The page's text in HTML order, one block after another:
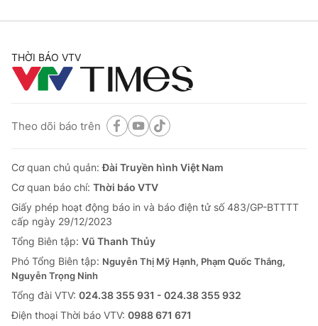
THỜI BÁO VTV
Theo dõi báo trên
Cơ quan chủ quản:Đài Truyền hình Việt Nam
Cơ quan báo chí: Thời báo VTV
Giấy phép hoạt động báo in và báo điện tử số 483/GP-BTTTT
cấp ngày 29/12/2023
Tổng Biên tập: Vũ Thanh Thủy
Phó Tổng Biên tập: Nguyễn Thị Mỹ Hạnh, Phạm Quốc Thắng,
Nguyễn Trọng Ninh
Tổng đài VTV: 024.38 355 931 - 024.38 355 932
Ðiện thoại Thời báo VTV: 0988 671 671